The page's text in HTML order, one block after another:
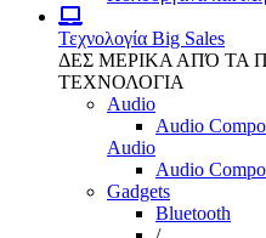
Τεχνολογία Big Sales
ΔΕΣ ΜΕΡΙΚΑ ΑΠΌ ΤΑ
ΤΕΧΝΟΛΟΓΙΑ
Audio
Audio
Audio
Audio
Gadgets
Bluetooth